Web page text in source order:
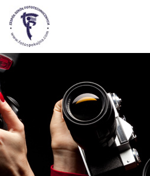
treści